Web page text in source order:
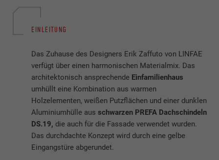
EINLEITUNG
Das Zuhause des Designers Erik Zaffuto von LINFAE
verfügt über einen harmonischen Materialmix. Das
architektonisch ansprechende Einfamilienhaus
umhüllt eine Kombination aus warmen
Holzelementen, weißen Putzflächen und einer dunklen
Aluminiumhülle ausschwarzen PREFA Dachschindeln
DS.19, die auch für die Fassade verwendet wurden.
Das durchdachte Konzept wird durch eine gelbe
Eingangstüre abgerundet.